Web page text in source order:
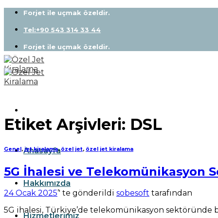
Skip
content
Forjet ile uçmak özeldir.
Tel:+90 543 314 33 44
Forjet ile uçmak özeldir.
Anasayfa
Hakkımızda
Hizmetlerimiz
Etiket Arşivleri: DSL
Genel , jet kiralama,özel jet, özel jet kiralama
5G İhalesi ve Telekomünikasyon
24 Ocak 2025’' te gönderildi sobesoft tarafından
5G ihalesi, Türkiye’de telekomünikasyon